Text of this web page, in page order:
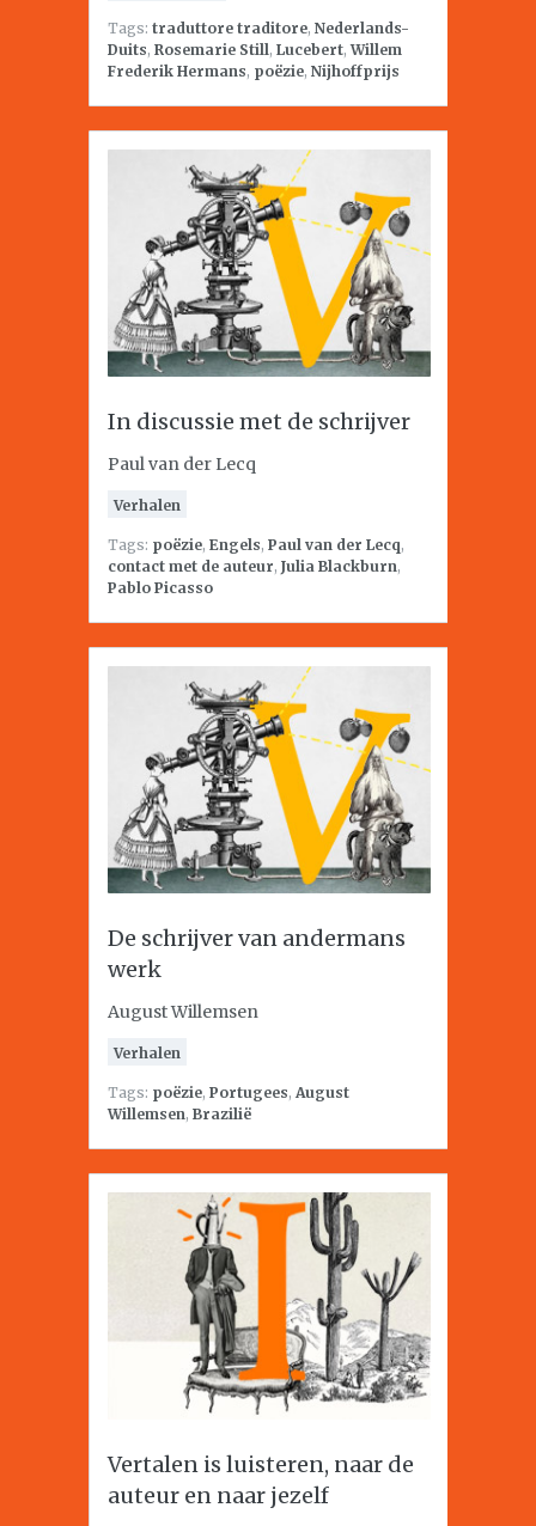
Tags: traduttore traditore, Nederlands-
Duits, Rosemarie Still, Lucebert,Willem
Frederik Hermans, poëzie, Nijhoffprijs
In discussie met de schrijver
Paul van der Lecq
Verhalen
Tags: poëzie, Engels, Paul van der Lecq,
contact met de auteur, Julia Blackburn,
Pablo Picasso
De schrijver van andermans
werk
August Willemsen
Verhalen
Tags: poëzie, Portugees, August
Willemsen, Brazilië
Vertalen is luisteren, naar de
auteur en naar jezelf